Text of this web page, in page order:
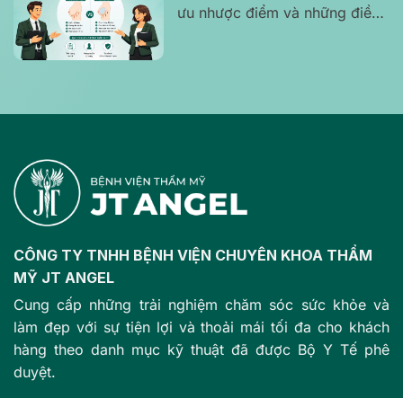
ưu nhược điểm và những điều
CÔNG TY TNHH BỆNH VIỆN CHUYÊN KHOA THẨM
MỸ JT ANGEL
Cung cấp những trải nghiệm chăm sóc sức khỏe và
làm đẹp với sự tiện lợi và thoải mái tối đa cho khách
hàng theo danh mục kỹ thuật đã được Bộ Y Tế phê
duyệt.